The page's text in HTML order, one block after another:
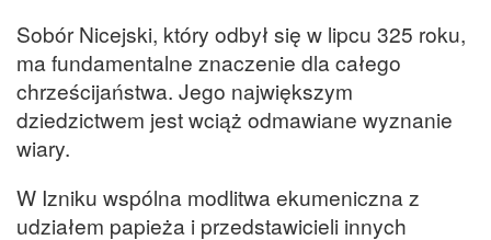
Sobór Nicejski, który odbył się w lipcu 325 roku,
ma fundamentalne znaczenie dla całego
chrześcijaństwa. Jego największym
dziedzictwem jest wciąż odmawiane wyznanie
wiary.
W Izniku wspólna modlitwa ekumeniczna z
udziałem papieża i przedstawicieli innych